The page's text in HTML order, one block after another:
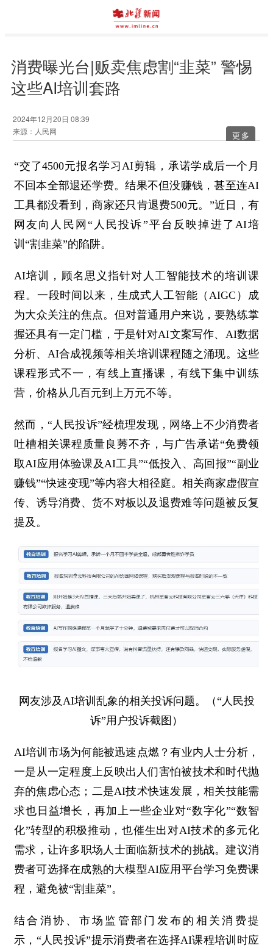
消费曝光台|贩卖焦虑割“韭菜” 警惕
这些AI培训套路
2024年12月20日 08:39
来源：人民网
更多
“交了4500元报名学习AI剪辑，承诺学成后一个月
不回本全部退还学费。结果不但没赚钱，甚至连AI
工具都没看到，商家还只肯退费500元。”近日，有
网友向人民网“人民投诉”平台反映掉进了AI培
训“割韭菜”的陷阱。
AI培训，顾名思义指针对人工智能技术的培训课
程。一段时间以来，生成式人工智能（AIGC）成
为大众关注的焦点。但对普通用户来说，要熟练掌
握还具有一定门槛，于是针对AI文案写作、AI数据
分析、AI合成视频等相关培训课程随之涌现。这些
课程形式不一，有线上直播课，有线下集中训练
营，价格从几百元到上万元不等。
然而，“人民投诉”经梳理发现，网络上不少消费者
吐槽相关课程质量良莠不齐，与广告承诺“免费领
取AI应用体验课及AI工具”“低投入、高回报”“副业
赚钱”“快速变现”等内容大相径庭。相关商家虚假宣
传、诱导消费、货不对板以及退费难等问题被反复
提及。
网友涉及AI培训乱象的相关投诉问题。（“人民投
诉”用户投诉截图）
AI培训市场为何能被迅速点燃？有业内人士分析，
一是从一定程度上反映出人们害怕被技术和时代抛
弃的焦虑心态；二是AI技术快速发展，相关技能需
求也日益增长，再加上一些企业对“数字化”“数智
化”转型的积极推动，也催生出对AI技术的多元化
需求，让许多职场人士面临新技术的挑战。建议消
费者可选择在成熟的大模型AI应用平台学习免费课
程，避免被“割韭菜”。
结合消协、市场监管部门发布的相关消费提
示，“人民投诉”提示消费者在选择AI课程培训时应